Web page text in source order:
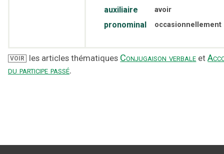
auxiliaire avoir
pronominal occasionnellement
VOIR les articles thématiques Conjugaison verbale et
du participe passé.